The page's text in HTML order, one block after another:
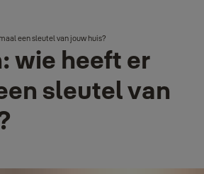
een sleutel van jouw huis?
wie heeft er
sleutel van